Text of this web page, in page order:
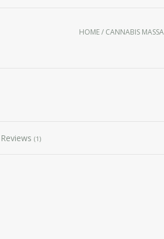
HOME/ CANNABIS
Reviews(1)